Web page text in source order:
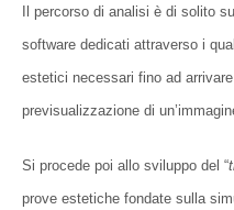
Il percorso di analisi è di solito
software dedicati attraverso i
estetici necessari fino ad
previsualizzazione di
Si procede poi allo sviluppo del “
prove estetiche fondate sulla